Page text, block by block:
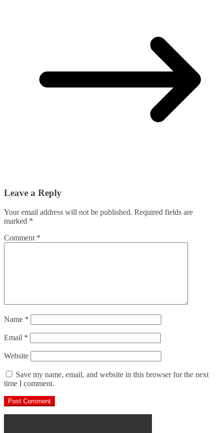
Leave a Reply
Your email address will not be published. Required fields are
marked *
Comment *
Name *
Email *
Website
Save my name, email, and website in this browser for the next
time I comment.